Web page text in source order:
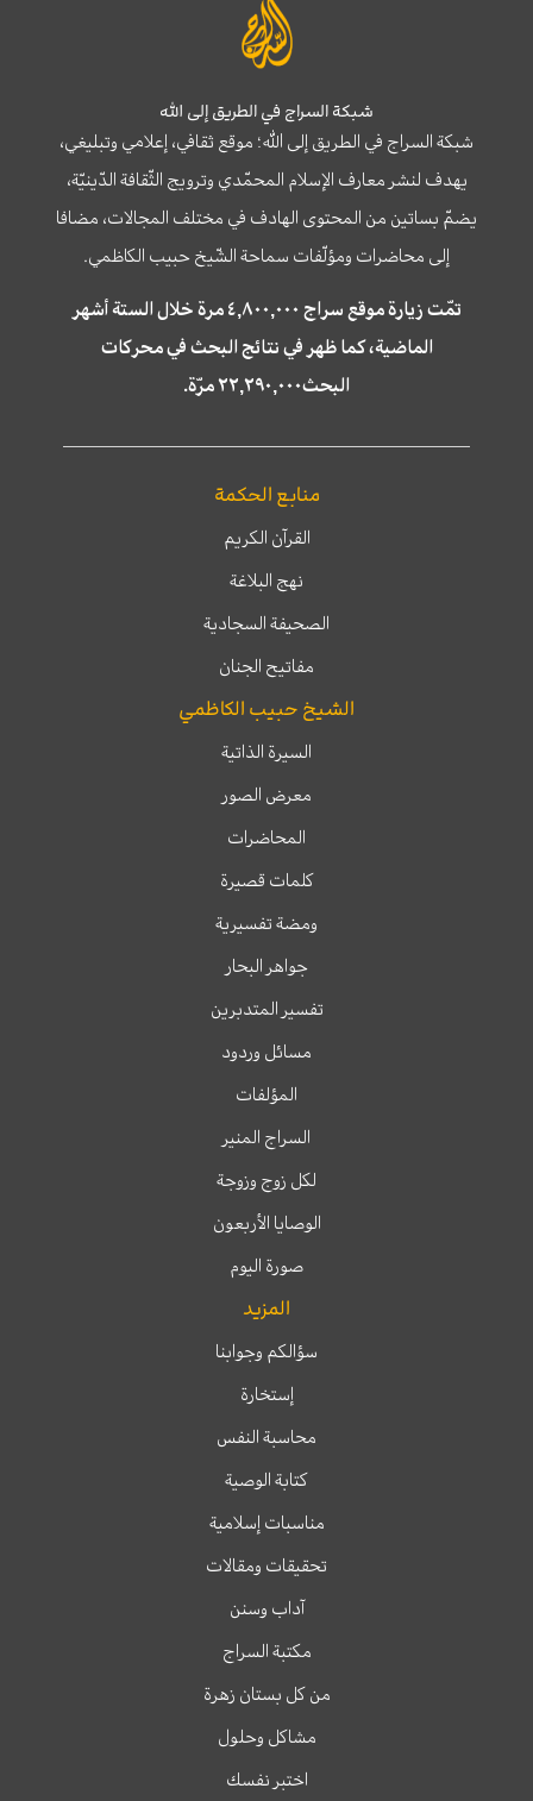
شبكة السراج في الطريق إلى الله
شبكة السراج في الطريق إلى الله؛ موقع ثقافي، إعلامي وتبليغي،
يهدف لنشر معارف الإسلام المحمّدي وترويج الثّقافة الدّينيّة،
يضمّ بساتين من المحتوى الهادف في مختلف المجالات، مضافا
إلى محاضرات ومؤلّفات سماحة الشّيخ حبيب الكاظمي.
تمّت زيارة موقع سراج ٤,٨٠٠,٠٠٠ مرة خلال الستة أشهر
الماضية، كما ظهر في نتائج البحث في محركات
البحث٢٢,٢٩٠,٠٠٠ مرّة.
منابع الحكمة
القرآن الكريم
نهج البلاغة
الصحيفة السجادية
مفاتيح الجنان
الشيخ حبيب الكاظمي
السيرة الذاتية
معرض الصور
المحاضرات
كلمات قصيرة
ومضة تفسيرية
جواهر البحار
تفسير المتدبرين
مسائل وردود
المؤلفات
السراج المنير
لكل زوج وزوجة
الوصايا الأربعون
صورة اليوم
المزيد
سؤالكم وجوابنا
إستخارة
محاسبة النفس
كتابة الوصية
مناسبات إسلامية
تحقيقات ومقالات
آداب وسنن
مكتبة السراج
من كل بستان زهرة
مشاكل وحلول
اختبر نفسك